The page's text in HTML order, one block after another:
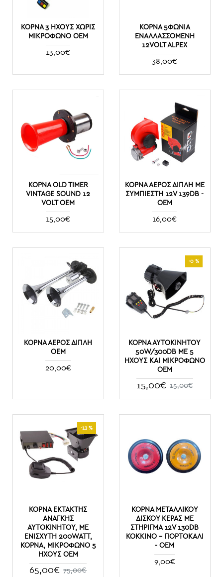
ΚΟΡΝΑ 3 ΗΧΟΥΣ ΧΩΡΙΣ
ΜΙΚΡΟΦΩΝΟ ΟΕΜ
13,00€
ΚΌΡΝΑ 5ΦΩΝΊΑ
ΕΝΑΛΛΑΣΣΌΜΕΝΗ
12VOLT ALPEX
38,00€
ΚΌΡΝΑ OLD TIMER
VINTAGE SOUND 12
VOLT OEM
15,00€
ΚΌΡΝΑ ΑΈΡΟΣ ΔΙΠΛΉ ΜΕ
ΣΥΜΠΙΕΣΤΉ 12V 139DB -
ΟΕΜ
16,00€
ΚΌΡΝΑ ΑΈΡΟΣ ΔΙΠΛΉ
ΟΕΜ
20,00€
-0 %
ΚΌΡΝΑ ΑΥΤΟΚΙΝΉΤΟΥ
50W/300DB ΜΕ 5
ΉΧΟΥΣ ΚΑΙ ΜΙΚΡΌΦΩΝΟ
ΟΕΜ
15,00€ 15,00€
-13 %
ΚΌΡΝΑ ΈΚΤΑΚΤΗΣ
ΑΝΆΓΚΗΣ
ΑΥΤΟΚΙΝΉΤΟΥ, ΜΕ
ΕΝΙΣΧΥΤΉ 200WATT,
ΚΌΡΝΑ, ΜΙΚΡΌΦΩΝΟ 5
ΉΧΟΥΣ OEM
65,00€ 75,00€
ΚΌΡΝΑ ΜΕΤΑΛΛΙΚΟΎ
ΔΊΣΚΟΥ ΚΈΡΑΣ ΜΕ
ΣΤΉΡΙΓΜΑ 12V 130DB
ΚΌΚΚΙΝΟ - ΠΟΡΤΟΚΑΛΊ
- ΟΕΜ
9,00€